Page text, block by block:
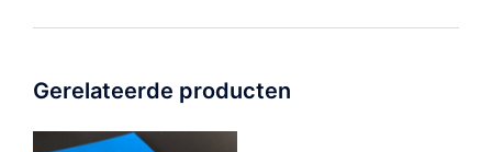
Gerelateerde producten